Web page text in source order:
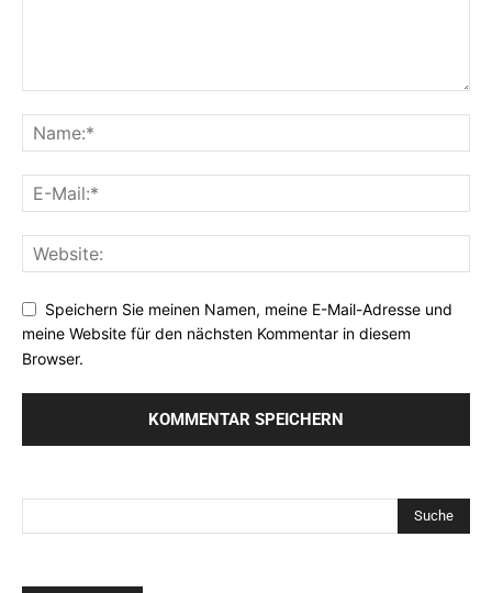
Speichern Sie meinen Namen, meine E-Mail-Adresse und
meine Website für den nächsten Kommentar in diesem
Browser.